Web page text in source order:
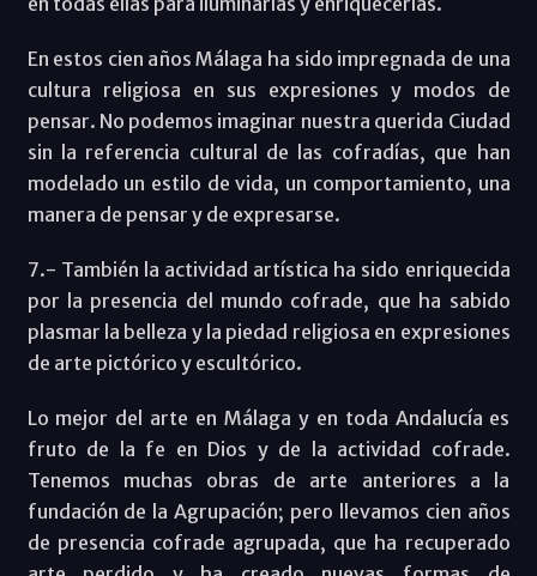
En estos cien años Málaga ha sido impregnada de una
cultura religiosa en sus expresiones y modos de
pensar. No podemos imaginar nuestra querida Ciudad
sin la referencia cultural de las cofradías, que han
modelado un estilo de vida, un comportamiento, una
manera de pensar y de expresarse.
7.- También la actividad artística ha sido enriquecida
por la presencia del mundo cofrade, que ha sabido
plasmar la belleza y la piedad religiosa en expresiones
de arte pictórico y escultórico.
Lo mejor del arte en Málaga y en toda Andalucía es
fruto de la fe en Dios y de la actividad cofrade.
Tenemos muchas obras de arte anteriores a la
fundación de la Agrupación; pero llevamos cien años
de presencia cofrade agrupada, que ha recuperado